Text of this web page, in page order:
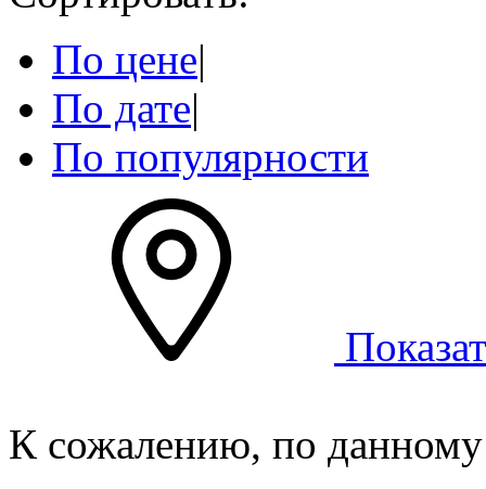
По цене|
По дате|
По популярности
К сожалению, по данному